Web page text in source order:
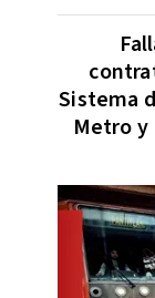
Sistema
Metro y